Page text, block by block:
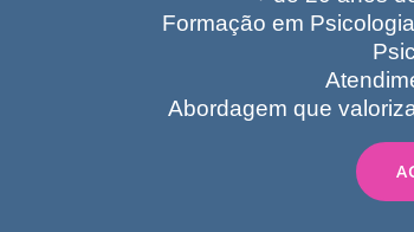
Formação em
Abordagem que